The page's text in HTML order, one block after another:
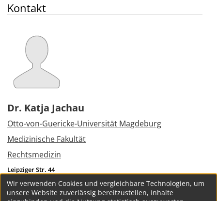
Kontakt
Dr. Katja Jachau
Otto-von-Guericke-Universität Magdeburg
Medizinische Fakultät
Rechtsmedizin
Leipziger Str. 44
39120
Magdeburg
Tel.:
+49 391 6717875
katja.jachau@med.ovgu.de
Wir verwenden Cookies und vergleichbare Technologien, um
unsere Website zuverlässig bereitzustellen, Inhalte